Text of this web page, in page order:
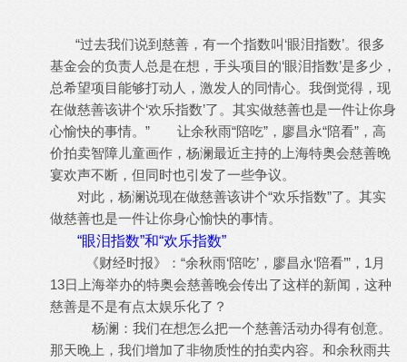
“过去我们说到慈善，有一个指数叫‘眼泪指数’。很多
基金会的负责人总是在想，手头项目的‘眼泪指数’是多少，
总希望项目能够打动人，激发人的同情心。我倒觉得，现
在做慈善该讲个‘欢乐指数’了。其实做慈善也是一件让你身
心愉快的事情。” 让余秋雨“陪吃”，廖昌永“陪看”，高
价拍卖智障儿童画作，杨澜最近主持的上海特奥会慈善晚
宴欢声不断，但同时也引发了一些争议。
对此，杨澜说现在做慈善该讲个“欢乐指数”了。其实
做慈善也是一件让你身心愉快的事情。
“眼泪指数”和“欢乐指数”
《财经时报》：“余秋雨‘陪吃’，廖昌永‘陪看’”，1月
13日上海举办的特奥会慈善晚会传出了这样的新闻，这种
慈善是不是有点太娱乐化了？
杨澜：我们在想怎么把一个慈善活动办得有创意。
那天晚上，我们增加了非物质性的拍卖内容。和余秋雨共